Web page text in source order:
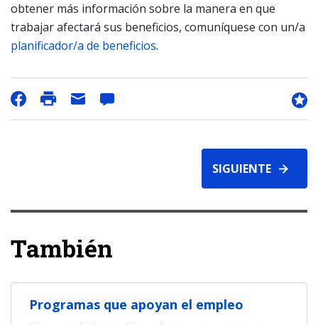
obtener más información sobre la manera en que
trabajar afectará sus beneficios, comuníquese con un/a
planificador/a de beneficios.
SIGUIENTE
También
Programas que apoyan el empleo